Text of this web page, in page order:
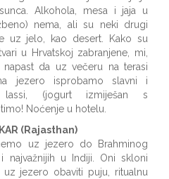
Alkohola, mesa i jaja u
nema, ali su neki drugi
uz jelo, kao desert. Kako su
u Hrvatskoj zabranjene, mi,
da uz večeru na terasi
jezero isprobamo slavni i
lassi, (jogurt izmiješan s
Noćenje u hotelu.
(Rajasthan)
uz jezero do Brahminog
najvažnijih u Indiji. Oni skloni
jezero obaviti puju, ritualnu